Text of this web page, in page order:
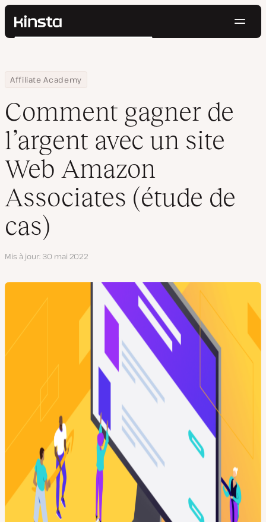
Kinsta®
Prix
Contact
Rechercher
Home
Centre d'affiliation
Affiliate Academy
Comment gagner de l’argent avec un site Web Amazon
Comment gagner de
l’argent avec un site
Web Amazon
Associates (étude de
cas)
Mis à jour 30 mai 2022